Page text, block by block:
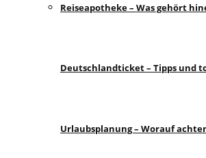
Reiseapotheke – Was gehört
Deutschlandticket – Tipps und
Urlaubsplanung – Worauf